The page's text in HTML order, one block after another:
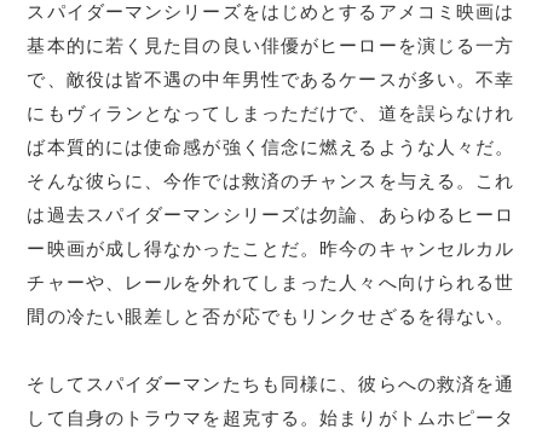
スパイダーマンシリーズをはじめとするアメコミ映画は
基本的に若く見た目の良い俳優がヒーローを演じる一方
で、敵役は皆不遇の中年男性であるケースが多い。不幸
にもヴィランとなってしまっただけで、道を誤らなけれ
ば本質的には使命感が強く信念に燃えるような人々だ。
そんな彼らに、今作では救済のチャンスを与える。これ
は過去スパイダーマンシリーズは勿論、あらゆるヒーロ
ー映画が成し得なかったことだ。昨今のキャンセルカル
チャーや、レールを外れてしまった人々へ向けられる世
間の冷たい眼差しと否が応でもリンクせざるを得ない。
そしてスパイダーマンたちも同様に、彼らへの救済を通
して自身のトラウマを超克する。始まりがトムホピータ